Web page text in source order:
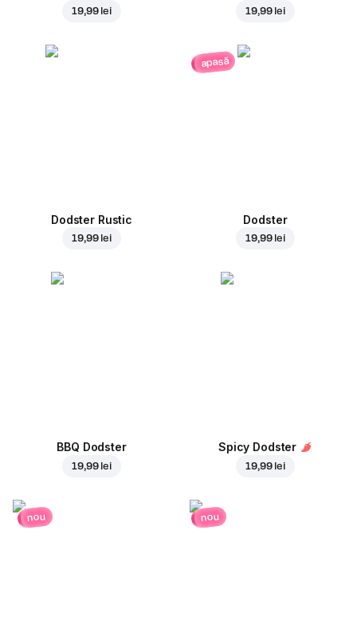
19,99 lei 19,99 lei
Dodster Rustic
19,99 lei
apasă
Dodster
19,99 lei
BBQ Dodster
19,99 lei
Spicy Dodster
19,99 lei
nou nou